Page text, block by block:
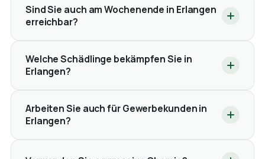
Sind Sie auch am Wochenende in Erlangen
erreichbar?
Welche Schädlinge bekämpfen Sie in
Erlangen?
Arbeiten Sie auch für Gewerbekunden in
Erlangen?